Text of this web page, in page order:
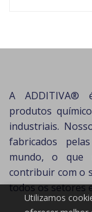
A ADDITIVA®
produtos
industriais.
fabricados
mundo, o que
contribuir com o
todos os setores
Utilizamos